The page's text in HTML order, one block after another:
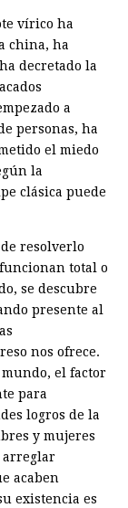
vírico ha
china, ha
decretado la
a
personas, ha
el miedo
la
clásica puede
resolverlo
total o
se descubre
presente al
nos ofrece.
el factor
para
logros de la
y mujeres
arreglar
acaben
existencia es